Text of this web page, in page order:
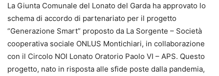
La Giunta Comunale del Lonato del Garda ha approvato lo
schema di accordo di partenariato per il progetto
“Generazione Smart” proposto da La Sorgente – Società
cooperativa sociale ONLUS Montichiari, in collaborazione
con il Circolo NOI Lonato Oratorio Paolo VI – APS. Questo
progetto, nato in risposta alle sfide poste dalla pandemia,